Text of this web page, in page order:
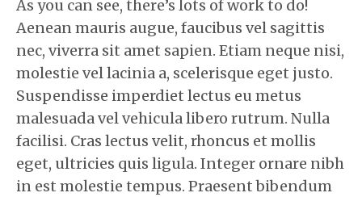
As you can see, there’s lots of work to do!
Aenean mauris augue, faucibus vel sagittis
nec, viverra sit amet sapien. Etiam neque nisi,
molestie vel lacinia a, scelerisque eget justo.
Suspendisse imperdiet lectus eu metus
malesuada vel vehicula libero rutrum. Nulla
facilisi. Cras lectus velit, rhoncus et mollis
eget, ultricies quis ligula. Integer ornare nibh
in est molestie tempus. Praesent bibendum